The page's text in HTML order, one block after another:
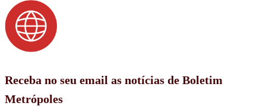
Receba no seu email as notícias de Boletim
Metrópoles